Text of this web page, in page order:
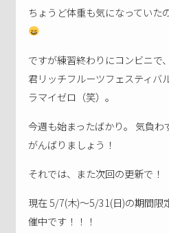
ちょうど体重も気になっていた
ですが練習終わりにコンビニで
君リッチフルーツフェスティバ
ラマイゼロ（笑）。
今週も始まったばかり。 気負わ
がんばりましょう！
それでは、また次回の更新で！
現在 5/7(木)〜5/31(日)の期間限
催中です！！！